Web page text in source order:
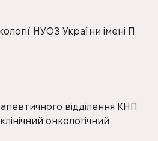
НУОЗ України імені П.
відділення КНП
онкологічний